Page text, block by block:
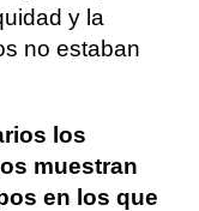
y la
no estaban
los
muestran
en los que